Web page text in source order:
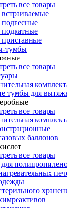
все товары
тумбы
все товары
тумбы для
все товары
баллонов
все товары